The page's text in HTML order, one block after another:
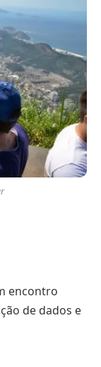
encontro
de dados e